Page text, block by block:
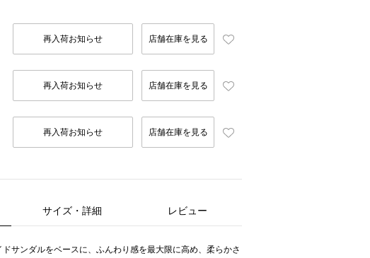
再入荷お知らせ 店舗在庫を見る
再入荷お知らせ 店舗在庫を見る
再入荷お知らせ 店舗在庫を見る
サイズ・詳細 レビュー
サンダルをベースに、ふんわり感を最大限に高め、柔らかさ